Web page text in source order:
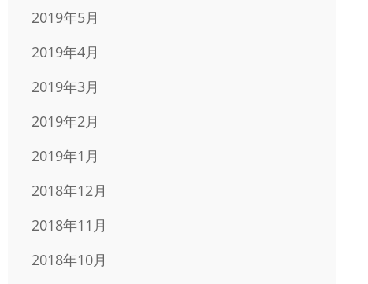
2019年5月
2019年4月
2019年3月
2019年2月
2019年1月
2018年12月
2018年11月
2018年10月